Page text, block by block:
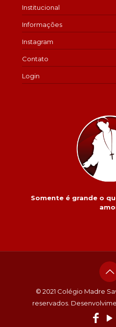
Institucional
Informações
Instagram
Contato
Login
Somente é grande o
© 2021 Colégio Madre
reservados.